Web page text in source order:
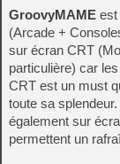
GroovyMAME est
(Arcade +
sur écran CRT
particulière) car
CRT est un must
toute sa
également sur
permettent un